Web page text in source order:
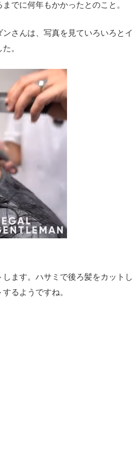
でに何年もかかったとのこと。
さんは、写真を見ていろいろとイ
。
ます。ハサミで後ろ髪をカットし
るようですね。